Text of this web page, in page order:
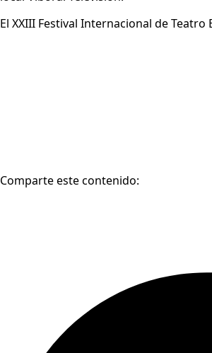
El XXIII Festival Internacional de
Comparte este contenido: